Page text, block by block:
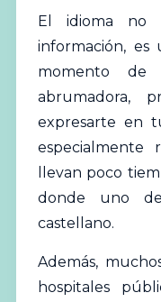
El idioma no
información, es
momento
abrumadora,
expresarte en
especialmente
llevan poco
donde uno
castellano.
Además,
hospitales